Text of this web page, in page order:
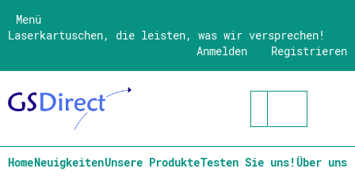
Menü
Laserkartuschen, die leisten, was wir versprechen!
Registrieren
Anmelden
HomeNeuigkeitenUnsere ProdukteTesten Sie uns!Über uns